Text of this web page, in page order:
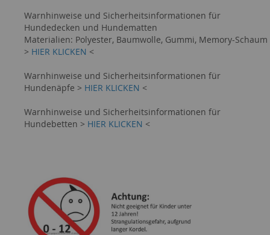
Warnhinweise und Sicherheitsinformationen für
Hundedecken und Hundematten
Materialien: Polyester, Baumwolle, Gummi, Memory-Schaum
> HIER KLICKEN <
Warnhinweise und Sicherheitsinformationen für
Hundenäpfe > HIER KLICKEN <
Warnhinweise und Sicherheitsinformationen für
Hundebetten > HIER KLICKEN <